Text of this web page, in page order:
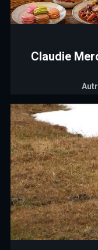
Claudie